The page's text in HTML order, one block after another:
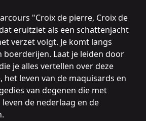
"Croix de pierre, Croix de
eruitziet als een schattenjacht
verzet volgt. Je komt langs
boerderijen. Laat je leiden door
je alles vertellen over deze
leven van de maquisards en
van degenen die met
de nederlaag en de